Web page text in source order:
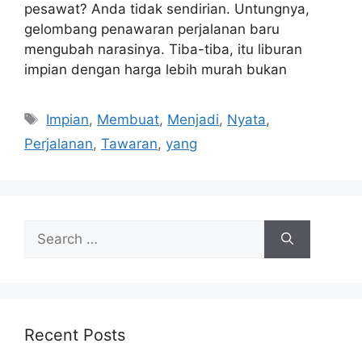
pesawat? Anda tidak sendirian. Untungnya,
gelombang penawaran perjalanan baru
mengubah narasinya. Tiba-tiba, itu liburan
impian dengan harga lebih murah bukan
Tags
Impian, Membuat, Menjadi, Nyata,
Perjalanan, Tawaran, yang
Search
for:
Recent Posts